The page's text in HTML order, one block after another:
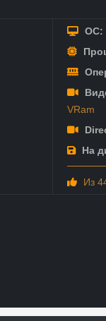
ОС:
VRam
На
Из